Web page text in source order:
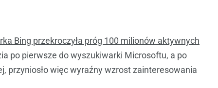
Bing przekroczyła próg 100 milionów aktywnych
po pierwsze do wyszukiwarki Microsoftu, a po
przyniosło więc wyraźny wzrost zainteresowania